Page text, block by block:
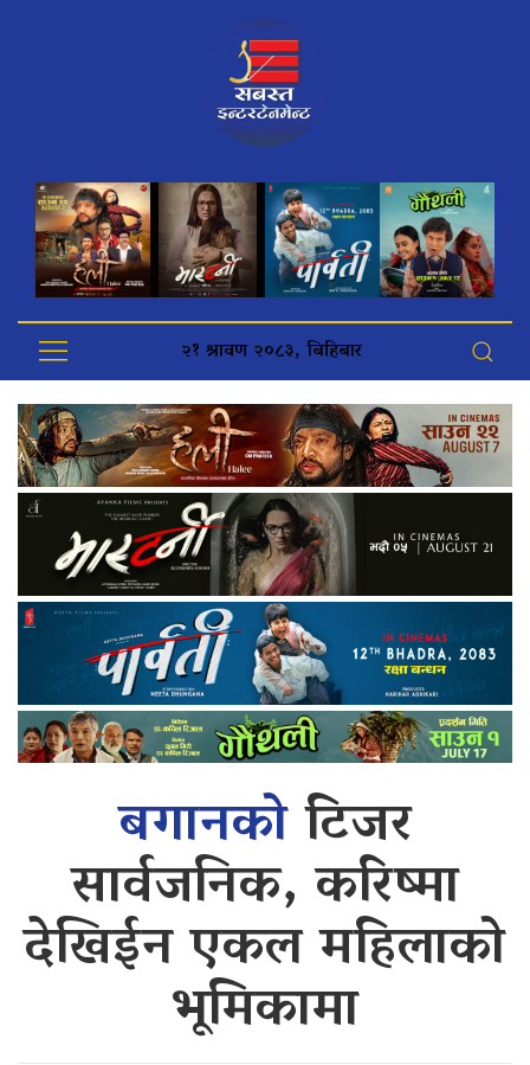
२१ श्रावण २०८३, बिहिबार
बगानकोटिजर
सार्वजनिक, करिष्मा
देखिईन एकल महिलाको
भूमिकामा